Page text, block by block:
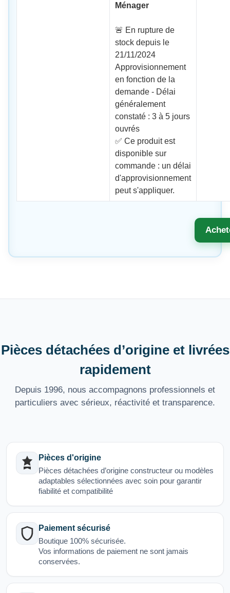
Ménager
🚨 En rupture de
stock depuis le
21/11/2024
Approvisionnement
en fonction de la
demande - Délai
généralement
constaté : 3 à 5 jours
ouvrés
✅ Ce produit est
disponible sur
commande : un délai
d'approvisionnement
peut s'appliquer.
Pièces détachées d’origine et livrées
rapidement
Depuis 1996, nous accompagnons professionnels et
particuliers avec sérieux, réactivité et transparence.
Pièces d'origine
Pièces détachées d’origine constructeur ou modèles
adaptables sélectionnées avec soin pour garantir
fiabilité et compatibilité
Paiement sécurisé
Boutique 100% sécurisée.
Vos informations de paiement ne sont jamais
conservées.